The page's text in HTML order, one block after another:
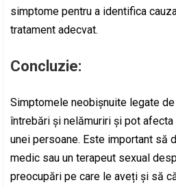
simptome pentru a identifica
tratament adecvat.
Concluzie:
Simptomele neobișnuite legate
întrebări și nelămuriri și pot
unei persoane. Este important să
medic sau un terapeut sexual
preocupări pe care le aveți și să